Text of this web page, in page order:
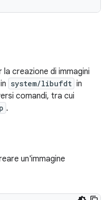
creazione di immagini
in system/libufdt in
comandi, tra cui
.
un'immagine